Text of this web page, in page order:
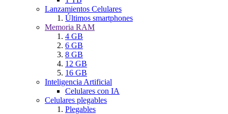
Lanzamientos Celulares
Últimos smartphones
Memoria RAM
4 GB
6 GB
8 GB
12 GB
16 GB
Inteligencia Artificial
Celulares con IA
Celulares plegables
Plegables